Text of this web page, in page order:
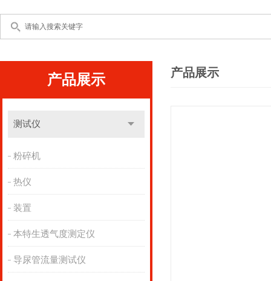
产品展示
测试仪
粉碎机
热仪
装置
本特生透气度测定仪
导尿管流量测试仪
产品展示